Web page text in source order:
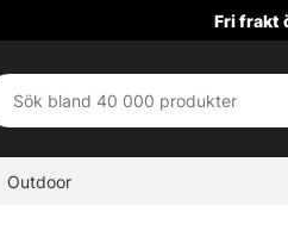
Fri frakt
Outdoor